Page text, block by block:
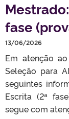
fase
13/06/2026
Em atenção
Seleção para
seguintes
Escrita (2ª
segue com